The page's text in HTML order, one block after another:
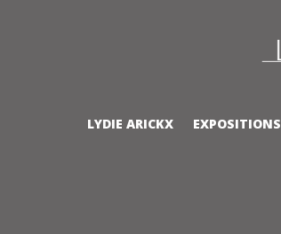
LYDIE ARICKX EXPOSITIONS